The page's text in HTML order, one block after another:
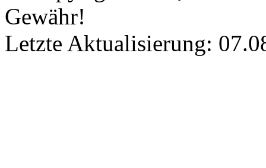
Gewähr!
Letzte Aktualisierung: